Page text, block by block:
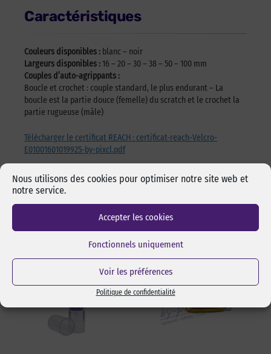
Nous utilisons des cookies pour optimiser notre site web et
notre service.
Accepter les cookies
Fonctionnels uniquement
Voir les préférences
Politique de confidentialité
Caractéristiques
Couleurs disponibles : blanc – noir
Largeurs disponibles : 16 – 20 – 30 – 38 – 50 – 100 mm
Couples d’auto-agrippants :
Boucle et crochet : couple standard, le plus endurant – La
boucle est la partie douce (femelle) du scratch et le crochet la
partie rugueuse (mâle)
Télécharger le certificat REACH : certificat-reach-Velcro-
E01001601019925-by-pixcl.pdf
Les incontournables